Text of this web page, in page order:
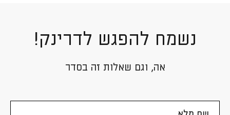
נשמח להפגש לדרינק!
אה, וגם שאלות זה בסדר